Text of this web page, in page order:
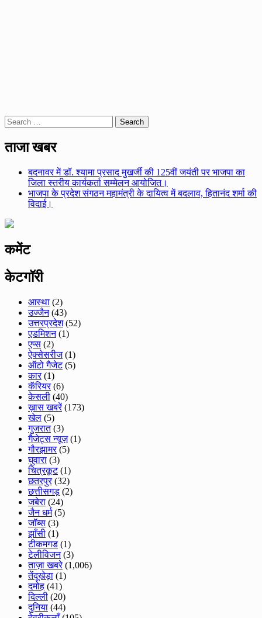
Search
for:
ताजा खबर
बदनावर में डॉ. श्यामा प्रसाद मुखर्जी की 125वीं जयंती पर भाजपा का
जिला स्तरीय कार्यकर्ता सम्मेलन आयोजित।
भाजपा के प्रदेश संगठन महामंत्री के दायित्व में बदलाव, हितानंद शर्मा की
विदाई।
कमेंट
केटगॉरी
आस्था (2)
उज्जैन(43)
उत्तरप्रदेश(52)
एडमिशन(1)
एप्स (2)
ऐक्सेसरीज(1)
ऑटो गैजेट(5)
कार(1)
कॅरियर(6)
केसली (40)
ख़ास खबरें(173)
खेल (5)
गुजरात(3)
गैजेट्स न्यूज़(1)
गौरझामर(5)
घुवारा (3)
चित्रकूट(1)
छतरपुर(32)
छत्तीसगड़ (2)
जबेरा (24)
जैन धर्म(5)
जॉब्स (3)
झाँसी (1)
टीकमगड (1)
टेलीविजन(3)
ताज़ा खबरे(1,006)
तेंदूखेड़ा (1)
दमोह (41)
दिल्ली (20)
दुनिया (44)